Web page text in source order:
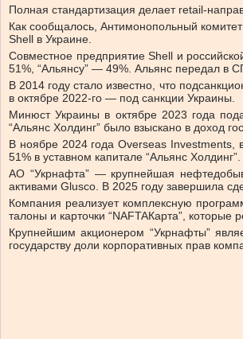
Полная стандартизация делает retail-
Как сообщалось, Антимонопольный
Shell в Украине.
Совместное предприятие Shell и
51%, “Альянсу” — 49%. Альянс передал в
В 2014 году стало известно, что
в октябре 2022-го — под санкции Украины.
Минюст Украины в октябре 2023 года
“Альянс Холдинг” было взыскано в доход
В ноябре 2024 года Overseas Investments,
51% в уставном капитале “Альянс Холдинг”.
АО “Укрнафта” — крупнейшая
активами Glusco. В 2025 году завершила
Компания реализует комплексную
талоны и карточки “NAFTAКарта”,
Крупнейшим акционером “Укрнафты”
государству доли корпоративных прав